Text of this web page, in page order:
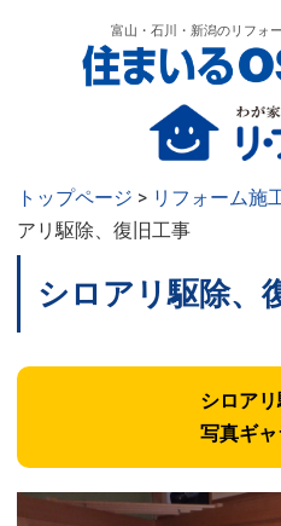
富山・石川・新潟のリフォ
トップページ > リフォーム施
アリ駆除、復旧工事
シロアリ駆除、
シロア
写真ギ